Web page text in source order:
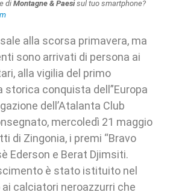
di Montagne & Paesisul tuo smartphone?
alla scorsa primavera, ma
sono arrivati di persona ai
alla vigilia del primo
storica conquista dell”Europa
dell’Atalanta Club
mercoledì 21 maggio
di Zingonia, i premi “Bravo
Ederson e Berat Djimsiti.
è stato istituito nel
calciatori neroazzurri che